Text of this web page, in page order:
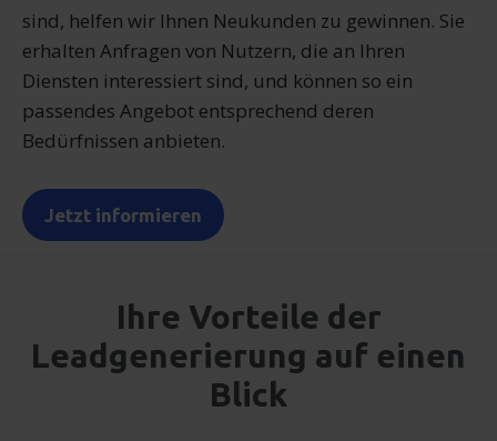
sind, helfen wir Ihnen Neukunden zu gewinnen. Sie
erhalten Anfragen von Nutzern, die an Ihren
Diensten interessiert sind, und können so ein
passendes Angebot entsprechend deren
Bedürfnissen anbieten.
Jetzt informieren
Ihre Vorteile der
Leadgenerierung auf einen
Blick